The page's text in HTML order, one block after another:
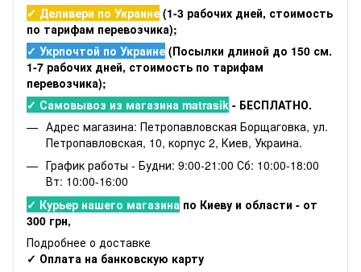
✓ Деливери по Украине (1-3 рабочих дней, стоимость
по тарифам перевозчика);
✓ Укрпочтой по Украине (Посылки длиной до 150 см.
1-7 рабочих дней, стоимость по тарифам
перевозчика);
✓ Самовывоз из магазина matrasik - БЕСПЛАТНО.
Адрес магазина: Петропавловская Борщаговка, ул.
Петропавловская, 10, корпус 2, Киев, Украина.
График работы - Будни: 9:00-21:00 Сб: 10:00-18:00
Вт: 10:00-16:00
✓ Курьер нашего магазина по Киеву и области - от
300 грн,
Подробнее о доставке
✓ Оплата на банковскую карту